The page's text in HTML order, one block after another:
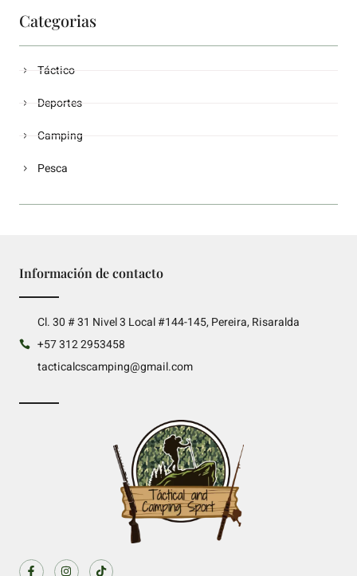
Categorias
Táctico
Deportes
Camping
Pesca
Información de contacto
Cl. 30 # 31 Nivel 3 Local #144-145, Pereira, Risaralda
+57 312 2953458
tacticalcscamping@gmail.com